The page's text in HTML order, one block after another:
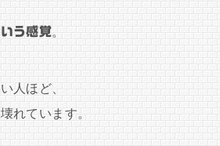
う感覚。
人ほど、
れています。